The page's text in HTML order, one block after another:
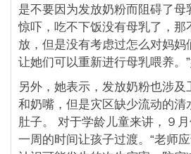
是不要因为发放奶粉而阻碍了母
惊吓，吃不下饭没有母乳了，
放，但是没有考虑过怎么对妈
让她们可以重新进行母乳喂养。”
另外，她表示，发放奶粉也涉
和奶嘴，但是灾区缺少流动的
肚子。 对于学龄儿童来讲，９
一周的时间让孩子过渡。“老师